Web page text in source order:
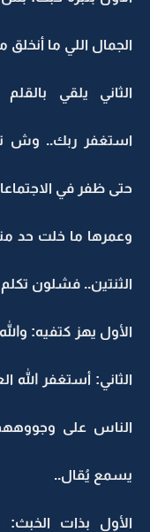
الجمال اللي ما
الثاني يلقي
استغفر ربك.. وش
حتى ظفر في
وعمرها ما خلت حد
الثنتين.. فشلون
الأول يهز كتفيه:
الثاني: أستغفر
الناس على
يسمع يُقال..
الأول بذات